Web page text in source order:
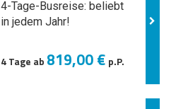
4-Tage-Busreise: beliebt
in jedem Jahr!
4 Tage ab 819,00 € p.P.